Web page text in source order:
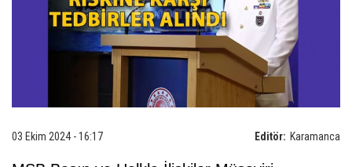
Editör: Karamanca
03 Ekim 2024 - 16:17